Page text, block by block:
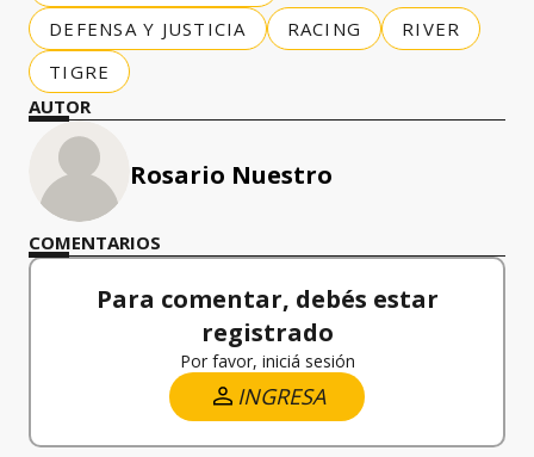
DEFENSA Y JUSTICIA
RACING
RIVER
TIGRE
AUTOR
Rosario Nuestro
COMENTARIOS
Para comentar, debés estar
registrado
Por favor, iniciá sesión
INGRESA